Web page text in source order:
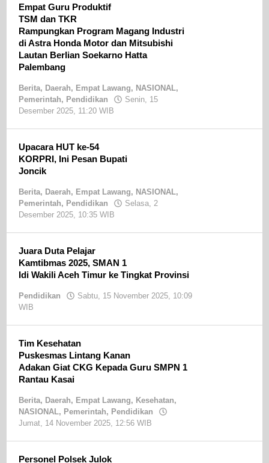
Empat Guru Produktif
TSM dan TKR
Rampungkan Program Magang Industri
di Astra Honda Motor dan Mitsubishi
Lautan Berlian Soekarno Hatta
Palembang
Berita, Daerah, Empat Lawang, NASIONAL,
Pemerintah, Pendidikan
Senin, 15
Desember 2025, 11:20 WIB
Upacara HUT ke-54
KORPRI, Ini Pesan Bupati
Joncik
Berita, Daerah, Empat Lawang, NASIONAL,
Pemerintah, Pendidikan
Selasa, 2
Desember 2025, 10:35 WIB
Juara Duta Pelajar
Kamtibmas 2025, SMAN 1
Idi Wakili Aceh Timur ke Tingkat Provinsi
Pendidikan
Sabtu, 15 November 2025, 10:09
WIB
Tim Kesehatan
Puskesmas Lintang Kanan
Adakan Giat CKG Kepada Guru SMPN 1
Rantau Kasai
Berita, Daerah, Empat Lawang, Kesehatan,
NASIONAL, Pemerintah, Pendidikan
Jumat, 14 November 2025, 12:56 WIB
Personel Polsek Julok